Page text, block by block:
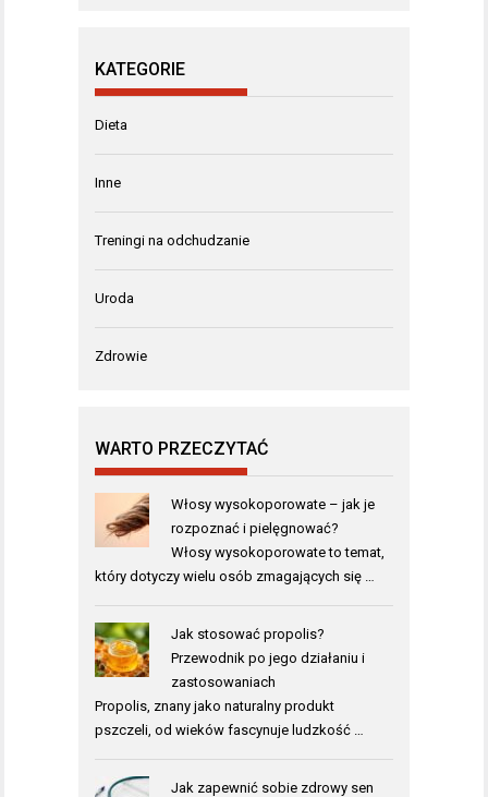
KATEGORIE
Dieta
Inne
Treningi na odchudzanie
Uroda
Zdrowie
WARTO PRZECZYTAĆ
Włosy wysokoporowate – jak je
rozpoznać i pielęgnować?
Włosy wysokoporowate to temat,
który dotyczy wielu osób zmagających się …
Jak stosować propolis?
Przewodnik po jego działaniu i
zastosowaniach
Propolis, znany jako naturalny produkt
pszczeli, od wieków fascynuje ludzkość …
Jak zapewnić sobie zdrowy sen